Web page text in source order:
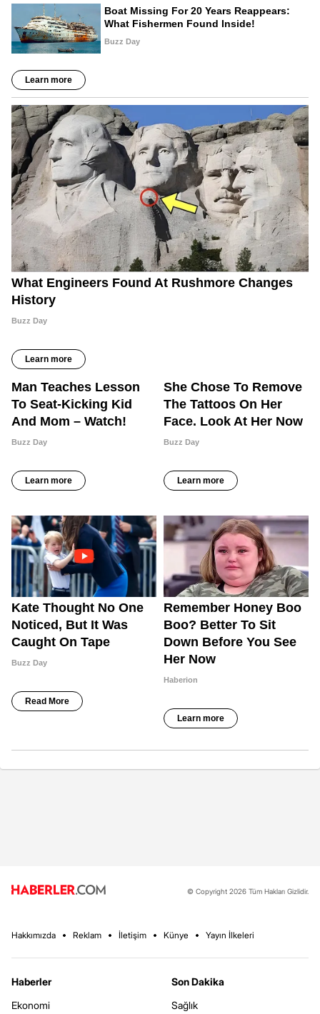
© Copyright 2026 Tüm Hakları Gizlidir.
Hakkımızda Reklam İletişim Künye Yayın İlkeleri
Haberler
Ekonomi
Son Dakika
Sağlık